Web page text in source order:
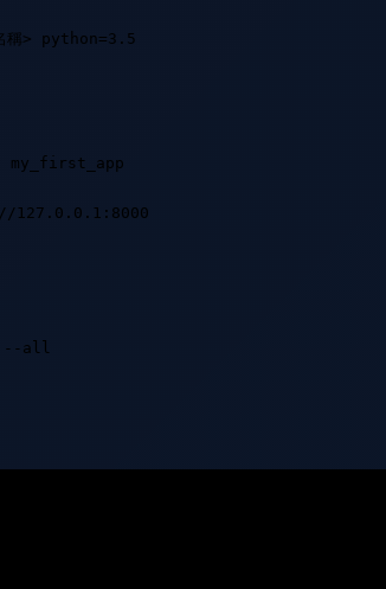
稱> python=3.5
127.0.0.1:8000
--all